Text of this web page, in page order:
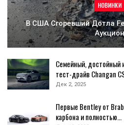
НОВИНКИ
В США Сгоревший Дотла
Аукцион
Семейный, достойный
тест-драйв Changan
Дек 2, 2025
Первые Bentley от
карбона и полностью…